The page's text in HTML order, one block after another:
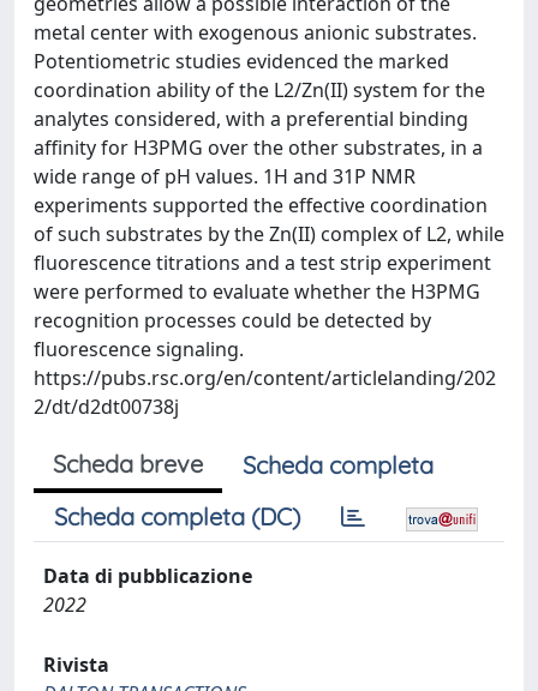
metal center with exogenous anionic substrates.
Potentiometric studies evidenced the marked
coordination ability of the L2/Zn(II) system for the
analytes considered, with a preferential binding
affinity for H3PMG over the other substrates, in a
wide range of pH values. 1H and 31P NMR
experiments supported the effective coordination
of such substrates by the Zn(II) complex of L2, while
fluorescence titrations and a test strip experiment
were performed to evaluate whether the H3PMG
recognition processes could be detected by
fluorescence signaling.
https://pubs.rsc.org/en/content/articlelanding/202
2/dt/d2dt00738j
Scheda breve
Scheda completa
Scheda completa (DC)
Data di pubblicazione
2022
Rivista